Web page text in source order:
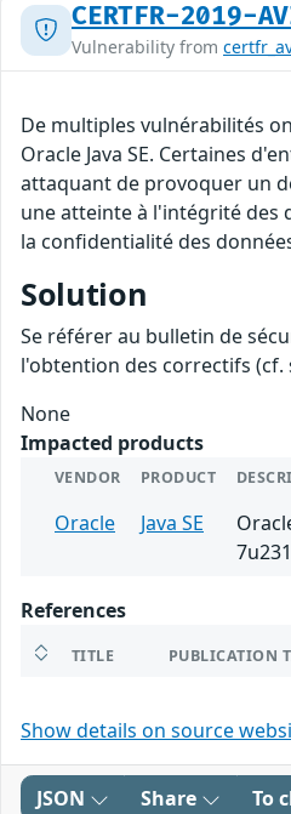
CERTFR-2019-
Vulnerability from
De multiples vulnérabilités
Oracle Java SE. Certaines
attaquant de provoquer un
une atteinte à l'intégrité des
la confidentialité des
Solution
Se référer au bulletin de
l'obtention des correctifs
None
Impacted products
VENDOR PRODUCT
Oracle Java SE
References
TITLE PUBLICATION
Show details on source
JSON Share To